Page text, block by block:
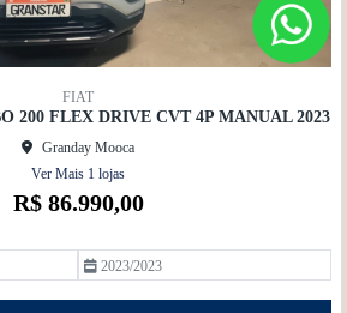
FIAT
200 FLEX DRIVE CVT 4P MANUAL 2023
Granday Mooca
Ver Mais 1 lojas
R$ 86.990,00
2023/2023